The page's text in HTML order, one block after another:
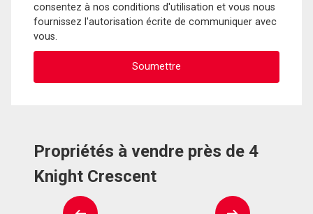
consentez à nos conditions d'utilisation et vous nous
fournissez l'autorisation écrite de communiquer avec
vous.
Propriétés à vendre près de 4
Knight Crescent